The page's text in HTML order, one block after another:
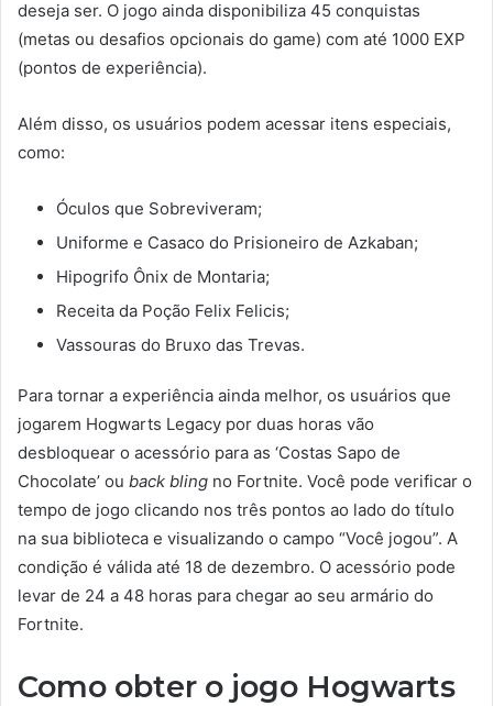
deseja ser. O jogo ainda disponibiliza 45 conquistas
(metas ou desafios opcionais do game) com até 1000 EXP
(pontos de experiência).
Além disso, os usuários podem acessar itens especiais,
como:
Óculos que Sobreviveram;
Uniforme e Casaco do Prisioneiro de Azkaban;
Hipogrifo Ônix de Montaria;
Receita da Poção Felix Felicis;
Vassouras do Bruxo das Trevas.
Para tornar a experiência ainda melhor, os usuários que
jogarem Hogwarts Legacy por duas horas vão
desbloquear o acessório para as ‘Costas Sapo de
Chocolate’ ou back bling no Fortnite. Você pode verificar o
tempo de jogo clicando nos três pontos ao lado do título
na sua biblioteca e visualizando o campo “Você jogou”. A
condição é válida até 18 de dezembro. O acessório pode
levar de 24 a 48 horas para chegar ao seu armário do
Fortnite.
Como obter o jogo Hogwarts